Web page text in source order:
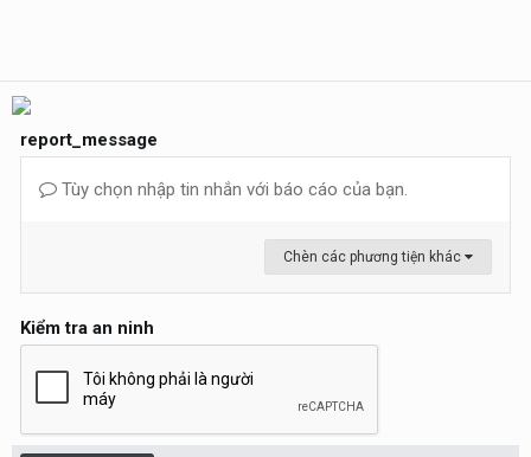
report_message
Tùy chọn nhập tin nhắn với báo cáo của bạn.
Chèn các phương tiện khác
Kiểm tra an ninh